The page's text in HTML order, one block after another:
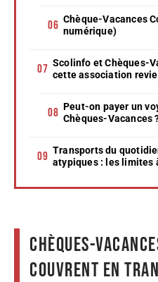
Chèque-Vacances
numérique)
Scolinfo et Chèques-
cette association
Peut-on payer un
Chèques-Vacances
Transports du
atypiques : les limites
Chèques-
couvrent en